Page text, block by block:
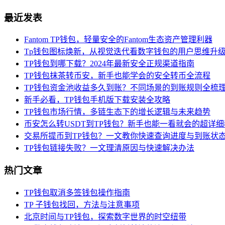
最近发表
Fantom TP钱包，轻量安全的Fantom生态资产管理利器
Tp钱包图标焕新，从视觉迭代看数字钱包的用户思维升级
TP钱包到哪下载？2024年最新安全正规渠道指南
TP钱包抹茶转币安，新手也能学会的安全转币全流程
TP钱包资金池收益多久到账？不同场景的到账规则全梳
新手必看，TP钱包手机版下载安装全攻略
TP钱包市场行情，多链生态下的增长逻辑与未来趋势
币安怎么转USDT到TP钱包？新手也能一看就会的超详
交易所提币到TP钱包？一文教你快速查询进度与到账状
TP钱包链接失败？一文理清原因与快速解决办法
热门文章
TP钱包取消多签钱包操作指南
TP 子钱包找回，方法与注意事项
北京时间与TP钱包，探索数字世界的时空纽带